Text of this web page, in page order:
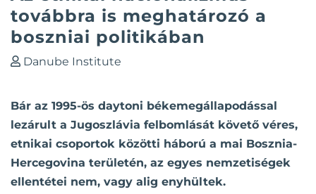
továbbra is meghatározó a
boszniai politikában
Danube Institute
Bár az 1995-ös daytoni békemegállapodással
lezárult a Jugoszlávia felbomlását követő véres,
etnikai csoportok közötti háború a mai Bosznia-
Hercegovina területén, az egyes nemzetiségek
ellentétei nem, vagy alig enyhültek.